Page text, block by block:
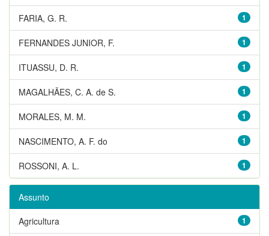
1
FARIA, G. R.
1
FERNANDES JUNIOR, F.
1
ITUASSU, D. R.
1
MAGALHÃES, C. A. de S.
1
MORALES, M. M.
1
NASCIMENTO, A. F. do
1
ROSSONI, A. L.
Assunto
1
Agricultura